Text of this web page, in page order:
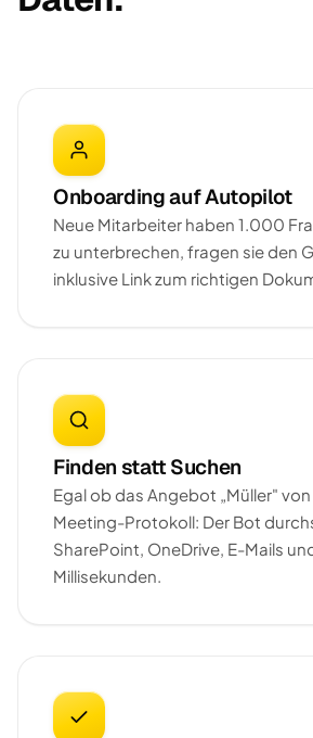
Onboarding auf Autopilot
Neue Mitarbeiter haben 1.000
zu unterbrechen, fragen sie den
inklusive Link zum richtigen
Finden statt Suchen
Egal ob das Angebot „Müller"
Meeting-Protokoll: Der Bot
SharePoint, OneDrive, E-Mails
Millisekunden.